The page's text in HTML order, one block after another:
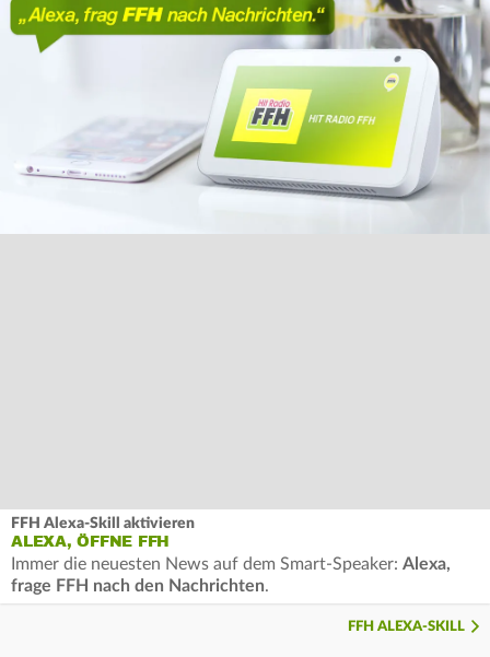
FFH Alexa-Skill aktivieren
ALEXA, ÖFFNE FFH
Immer die neuesten News auf dem Smart-Speaker: Alexa,
frage FFH nach den Nachrichten.
FFH ALEXA-SKILL